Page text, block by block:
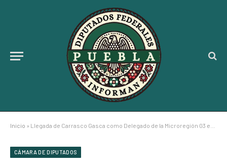
Inicio » Llegada de Carrasco Gasca como Delegado de la Microregión 03 estará guiada por los principios del Humanismo: FÁTIMA CRUZ
CÁMARA DE DIPUTADOS